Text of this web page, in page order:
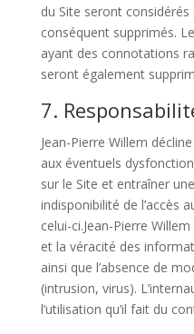
du Site seront
conséquent supprimés.
ayant des connotations
seront également
7.
Jean-Pierre Willem
aux éventuels
sur le Site et entraîner
indisponibilité de l’accès
celui-ci.Jean-Pierre Willem
et la véracité des
ainsi que l’absence de
(intrusion, virus).
l’utilisation qu’il fait du